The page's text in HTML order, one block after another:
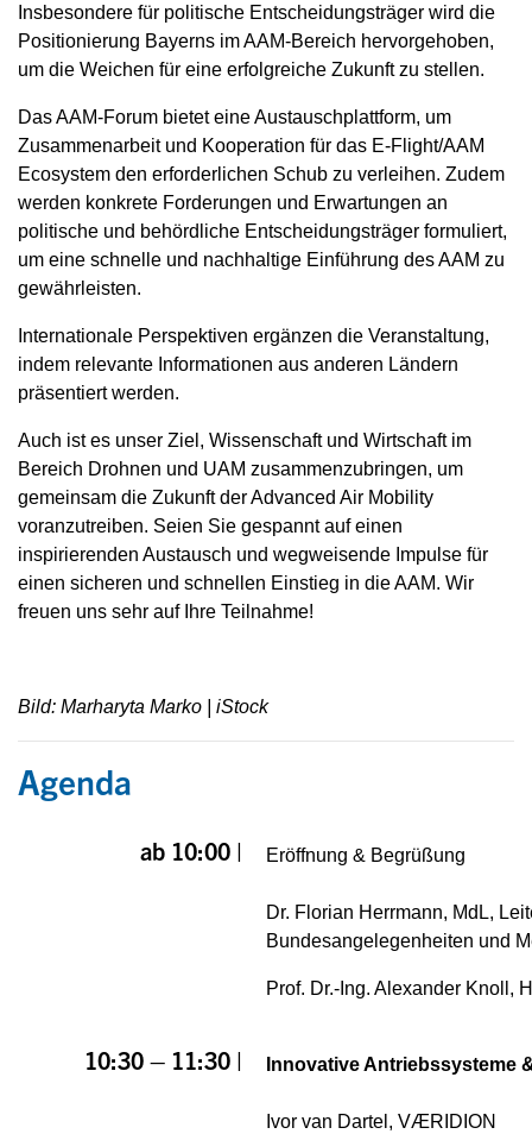
Insbesondere für politische Entscheidungsträger wird die
Positionierung Bayerns im AAM-Bereich hervorgehoben,
um die Weichen für eine erfolgreiche Zukunft zu stellen.
Das AAM-Forum bietet eine Austauschplattform, um
Zusammenarbeit und Kooperation für das E-Flight/AAM
Ecosystem den erforderlichen Schub zu verleihen. Zudem
werden konkrete Forderungen und Erwartungen an
politische und behördliche Entscheidungsträger formuliert,
um eine schnelle und nachhaltige Einführung des AAM zu
gewährleisten.
Internationale Perspektiven ergänzen die Veranstaltung,
indem relevante Informationen aus anderen Ländern
präsentiert werden.
Auch ist es unser Ziel, Wissenschaft und Wirtschaft im
Bereich Drohnen und UAM zusammenzubringen, um
gemeinsam die Zukunft der Advanced Air Mobility
voranzutreiben. Seien Sie gespannt auf einen
inspirierenden Austausch und wegweisende Impulse für
einen sicheren und schnellen Einstieg in die AAM. Wir
freuen uns sehr auf Ihre Teilnahme!
Bild: Marharyta Marko | iStock
Agenda
ab 10:00 | Eröffnung & Begrüßung
Dr. Florian Herrmann, MdL,
Bundesangelegenheiten und
Prof. Dr.-Ing. Alexander Knoll,
10:30 – 11:30 | Innovative Antriebssysteme
Ivor van Dartel, VÆRIDION